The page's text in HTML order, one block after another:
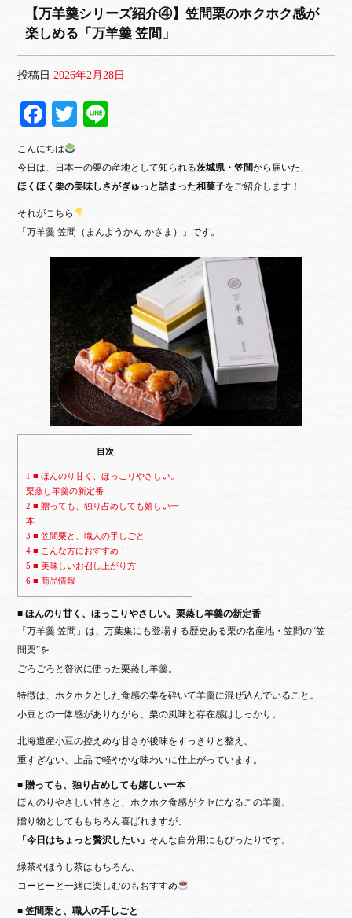
【万羊羹シリーズ紹介④】笠間栗のホクホク感が
楽しめる「万羊羹 笠間」
投稿日 2026年2月28日
Fa
ce
bo
ok
T
tte
r
こんにちは
今日は、日本一の栗の産地として知られる茨城県・笠間から届いた、
ほくほく栗の美味しさがぎゅっと詰まった和菓子をご紹介します！
それがこちら
「万羊羹 笠間（まんようかん かさま）」です。
目次
1 ■ ほんのり甘く、ほっこりやさしい。
栗蒸し羊羹の新定番
2 ■ 贈っても、独り占めしても嬉しい一
本
3 ■ 笠間栗と、職人の手しごと
4 ■ こんな方におすすめ！
5 ■ 美味しいお召し上がり方
6 ■ 商品情報
■ ほんのり甘く、ほっこりやさしい。栗蒸し羊羹の新定番
「万羊羹 笠間」は、万葉集にも登場する歴史ある栗の名産地・笠間の“笠
間栗”を
ごろごろと贅沢に使った栗蒸し羊羹。
特徴は、ホクホクとした食感の栗を砕いて羊羹に混ぜ込んでいること 。
小豆との一体感がありながら、栗の風味と存在感はしっかり。
北海道産小豆の控えめな甘さが後味をすっきりと整え、
重すぎない、上品で軽やかな味わいに仕上がっています。
■ 贈っても、独り占めしても嬉しい一本
ほんのりやさしい甘さと、ホクホク食感がクセになるこの羊羹。
贈り物としてももちろん喜ばれますが、
「今日はちょっと贅沢したい」 そんな自分用にもぴったりです。
緑茶やほうじ茶はもちろん、
コーヒーと一緒に楽しむのもおすすめ
■ 笠間栗と、職人の手しごと